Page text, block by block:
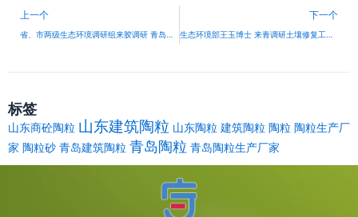
Prev
上一个
省、市两级生态环境调研组来胶调研 青岛市土壤污染防治先行区建设相关项目
下一个
生态环境部王玉博士 来青调研土壤修复工厂建设情况
标签
山东商砼陶粒 山东建筑陶粒 山东陶粒 建筑陶粒 陶粒 陶粒生产厂
家 陶粒砂 青岛建筑陶粒 青岛陶粒 青岛陶粒生产厂家